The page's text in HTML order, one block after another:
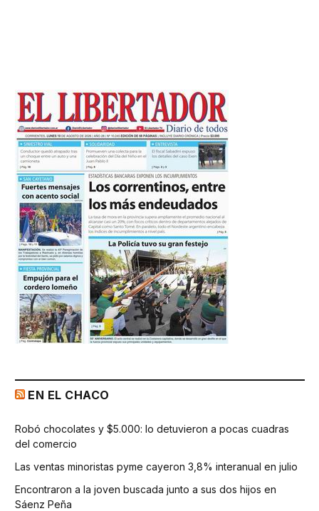
EN EL CHACO
Robó chocolates y $5.000: lo detuvieron a pocas cuadras
del comercio
Las ventas minoristas pyme cayeron 3,8% interanual en julio
Encontraron a la joven buscada junto a sus dos hijos en
Sáenz Peña